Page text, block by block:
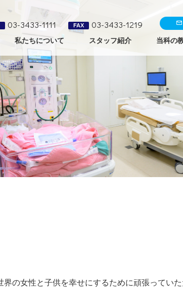
03-3433-1111 FAX 03-3433-1219
私たちについて スタッフ紹介 当科の
の女性と子供を幸せにするために頑張っていた